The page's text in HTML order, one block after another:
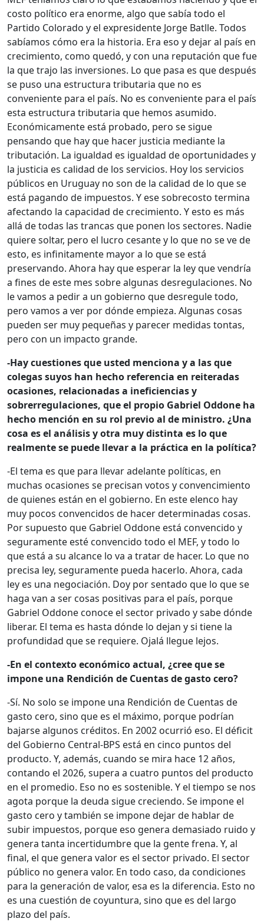
costo político era enorme, algo que sabía todo el
Partido Colorado y el expresidente Jorge Batlle. Todos
sabíamos cómo era la historia. Era eso y dejar al país en
crecimiento, como quedó, y con una reputación que fue
la que trajo las inversiones. Lo que pasa es que después
se puso una estructura tributaria que no es
conveniente para el país. No es conveniente para el país
esta estructura tributaria que hemos asumido.
Económicamente está probado, pero se sigue
pensando que hay que hacer justicia mediante la
tributación. La igualdad es igualdad de oportunidades y
la justicia es calidad de los servicios. Hoy los servicios
públicos en Uruguay no son de la calidad de lo que se
está pagando de impuestos. Y ese sobrecosto termina
afectando la capacidad de crecimiento. Y esto es más
allá de todas las trancas que ponen los sectores. Nadie
quiere soltar, pero el lucro cesante y lo que no se ve de
esto, es infinitamente mayor a lo que se está
preservando. Ahora hay que esperar la ley que vendría
a fines de este mes sobre algunas desregulaciones. No
le vamos a pedir a un gobierno que desregule todo,
pero vamos a ver por dónde empieza. Algunas cosas
pueden ser muy pequeñas y parecer medidas tontas,
pero con un impacto grande.
-Hay cuestiones que usted menciona y a las que
colegas suyos han hecho referencia en reiteradas
ocasiones, relacionadas a ineficiencias y
sobrerregulaciones, que el propio Gabriel Oddone ha
hecho mención en su rol previo al de ministro. ¿Una
cosa es el análisis y otra muy distinta es lo que
realmente se puede llevar a la práctica en la política?
-El tema es que para llevar adelante políticas, en
muchas ocasiones se precisan votos y convencimiento
de quienes están en el gobierno. En este elenco hay
muy pocos convencidos de hacer determinadas cosas.
Por supuesto que Gabriel Oddone está convencido y
seguramente esté convencido todo el MEF, y todo lo
que está a su alcance lo va a tratar de hacer. Lo que no
precisa ley, seguramente pueda hacerlo. Ahora, cada
ley es una negociación. Doy por sentado que lo que se
haga van a ser cosas positivas para el país, porque
Gabriel Oddone conoce el sector privado y sabe dónde
liberar. El tema es hasta dónde lo dejan y si tiene la
profundidad que se requiere. Ojalá llegue lejos.
-En el contexto económico actual, ¿cree que se
impone una Rendición de Cuentas de gasto cero?
-Sí. No solo se impone una Rendición de Cuentas de
gasto cero, sino que es el máximo, porque podrían
bajarse algunos créditos. En 2002 ocurrió eso. El déficit
del Gobierno Central-BPS está en cinco puntos del
producto. Y, además, cuando se mira hace 12 años,
contando el 2026, supera a cuatro puntos del producto
en el promedio. Eso no es sostenible. Y el tiempo se nos
agota porque la deuda sigue creciendo. Se impone el
gasto cero y también se impone dejar de hablar de
subir impuestos, porque eso genera demasiado ruido y
genera tanta incertidumbre que la gente frena. Y, al
final, el que genera valor es el sector privado. El sector
público no genera valor. En todo caso, da condiciones
para la generación de valor, esa es la diferencia. Esto no
es una cuestión de coyuntura, sino que es del largo
plazo del país.